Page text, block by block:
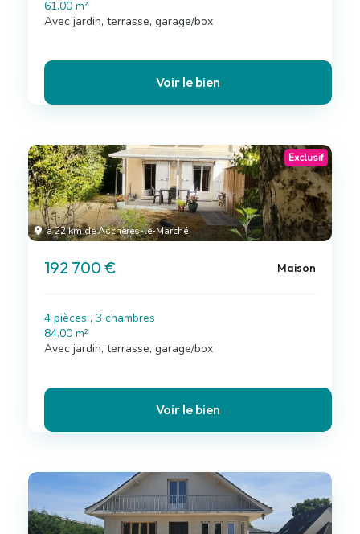
61.00 m²
Avec jardin, terrasse, garage/box
Voir le bien
à 22 km de Aschères-le-Marché
Exclusif
192 700 € Maison
4 pièces , 3 chambres
84.00 m²
Avec jardin, terrasse, garage/box
Voir le bien